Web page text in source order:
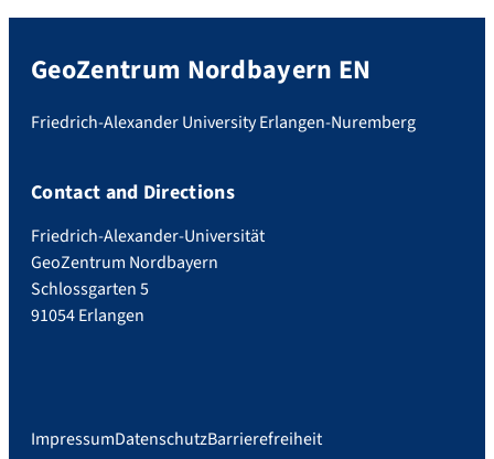
GeoZentrum Nordbayern EN
Friedrich-Alexander University Erlangen-Nuremberg
Contact and Directions
Friedrich-Alexander-Universität
GeoZentrum Nordbayern
Schlossgarten 5
91054 Erlangen
ImpressumDatenschutzBarrierefreiheit